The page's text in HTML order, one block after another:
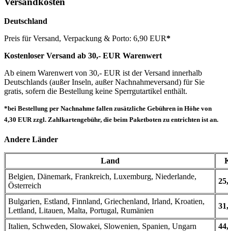
Deutschland
Preis für Versand, Verpackung & Porto: 6,90 EUR*
Kostenloser Versand ab 30,- EUR Warenwert
Ab einem Warenwert von 30,- EUR ist der Versand innerhalb
Deutschlands (außer Inseln, außer Nachnahmeversand) für Sie
gratis, sofern die Bestellung keine Sperrgutartikel enthält.
*bei Bestellung per Nachnahme fallen zusätzliche Gebühren in Höhe von
4,30 EUR zzgl. Zahlkartengebühr, die beim Paketboten zu entrichten ist an.
Andere Länder
Land
Belgien, Dänemark, Frankreich, Luxemburg, Niederlande,
Österreich
Bulgarien, Estland, Finnland, Griechenland, Irland, Kroatien,
Lettland, Litauen, Malta, Portugal, Rumänien
Italien, Schweden, Slowakei, Slowenien, Spanien, Ungarn